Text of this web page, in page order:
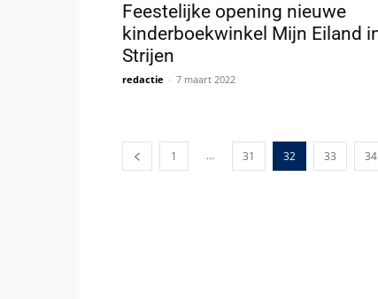
Feestelijke opening nieuwe
kinderboekwinkel Mijn Eiland
Strijen
redactie - 7 maart 2022
1 ... 31 32 33 34